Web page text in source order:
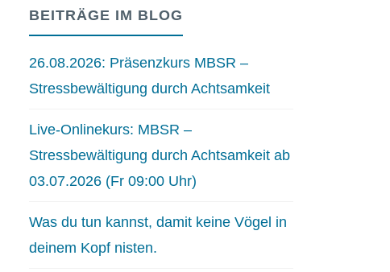
BEITRÄGE IM BLOG
26.08.2026: Präsenzkurs MBSR –
Stressbewältigung durch Achtsamkeit
Live-Onlinekurs: MBSR –
Stressbewältigung durch Achtsamkeit ab
03.07.2026 (Fr 09:00 Uhr)
Was du tun kannst, damit keine Vögel in
deinem Kopf nisten.